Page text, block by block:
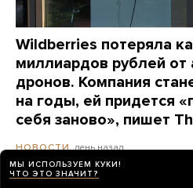
Wildberries потеряла
миллиардов рублей от
дронов. Компания
на годы, ей придется
себя заново», пишет
НОВОСТИ день назад
МЫ ИСПОЛЬЗУЕМ КУКИ!
ЧТО ЭТО ЗНАЧИТ?